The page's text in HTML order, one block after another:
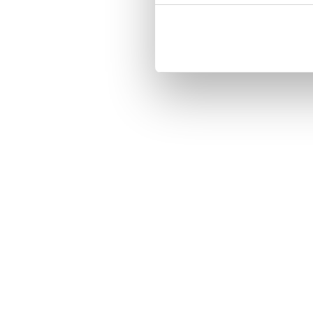
Three handy card slots on the
PU-leather.